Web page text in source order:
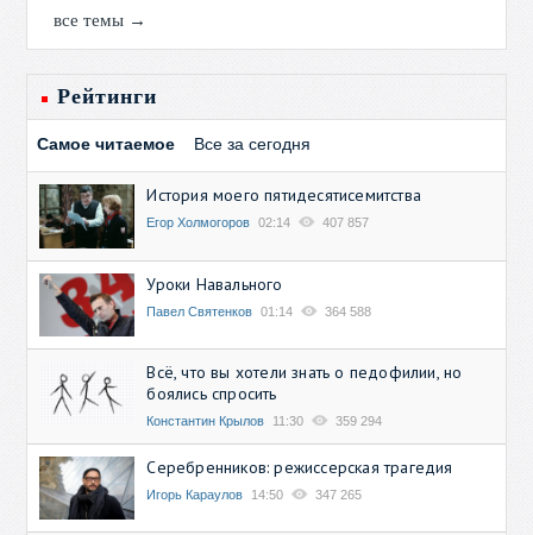
все темы →
Рейтинги
Самое читаемое Все за сегодня
История моего пятидесятисемитства
Егор Холмогоров 02:14 407 857
Уроки Навального
Павел Святенков 01:14 364 588
Всё, что вы хотели знать о педофилии, но
боялись спросить
Константин Крылов 11:30 359 294
Серебренников: режиссерская трагедия
Игорь Караулов 14:50 347 265